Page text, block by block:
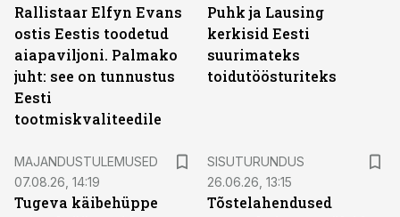
Rallistaar Elfyn Evans
ostis Eestis toodetud
aiapaviljoni. Palmako
juht: see on tunnustus
Eesti
tootmiskvaliteedile
Puhk ja Lausing
kerkisid Eesti
suurimateks
toidutöösturiteks
MAJANDUSTULEMUSED
07.08.26, 14:19
Tugeva käibehüppe
SISUTURUNDUS
26.06.26, 13:15
Tõstelahendused